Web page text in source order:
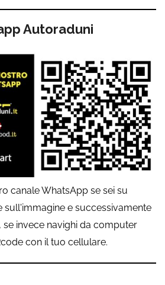
Autoraduni
canale WhatsApp se sei su
sull'immagine e successivamente
se invece navighi da computer
con il tuo cellulare.